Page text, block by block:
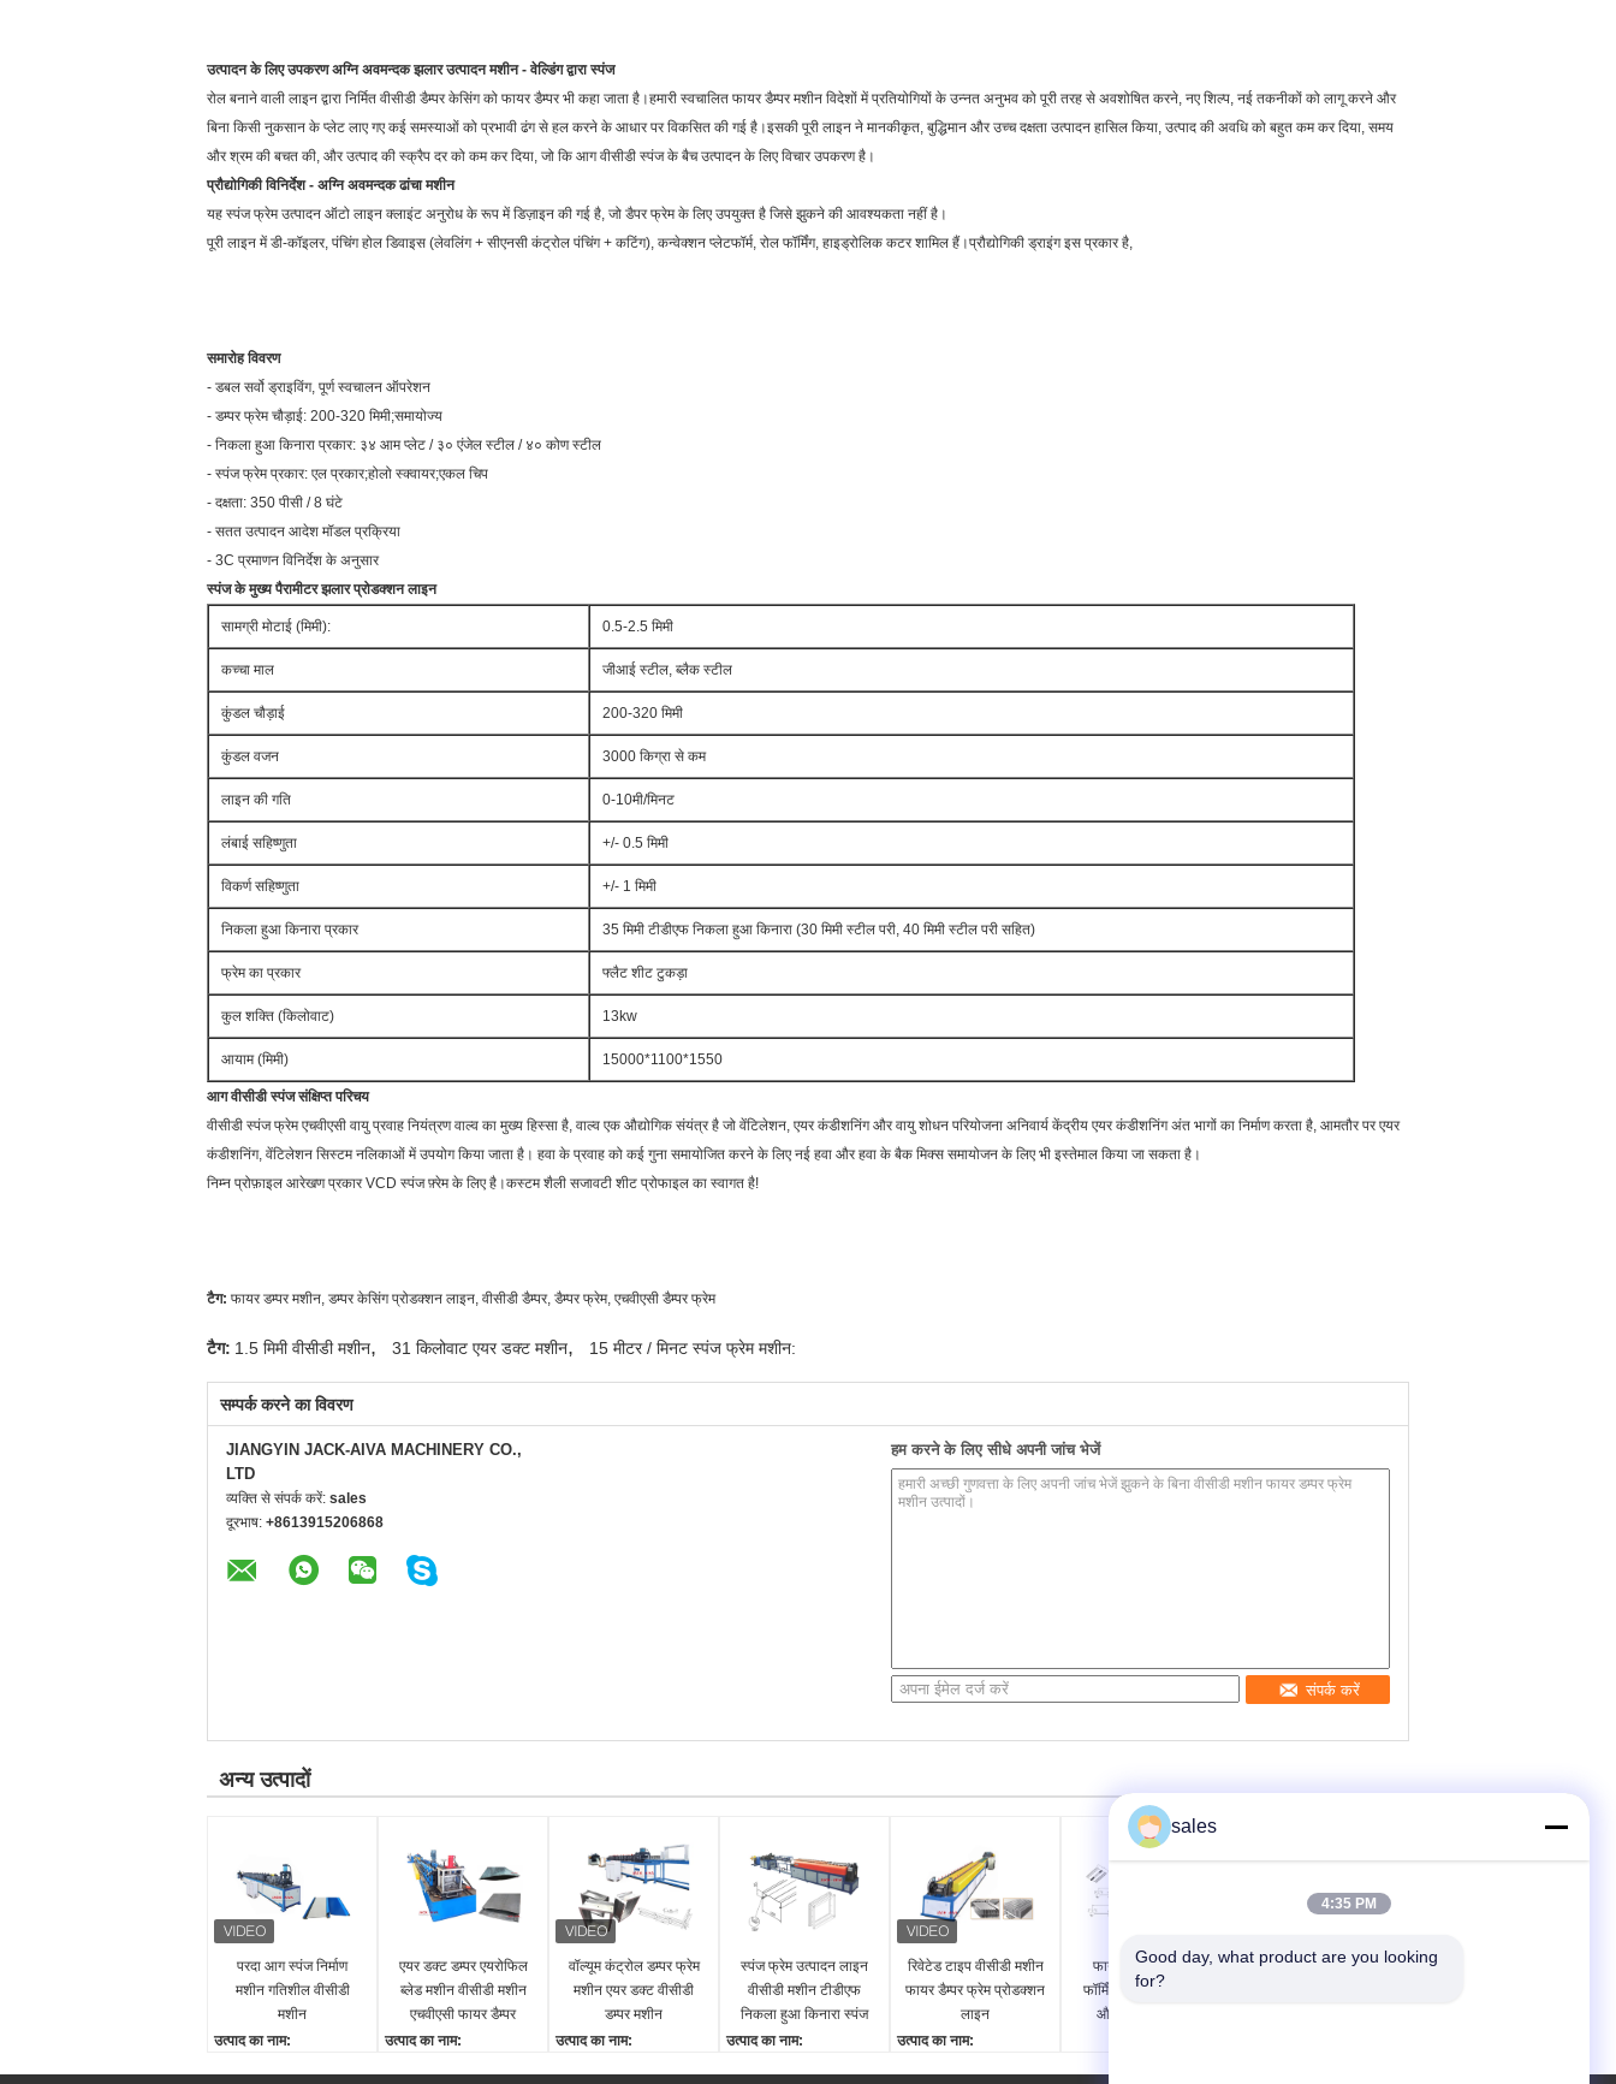
उत्पादन के लिए उपकरणअग्नि अवमन्दकझलारउत्पादन मशीन- वेल्डिंग द्वारा स्पंज
रोल बनाने वाली लाइन द्वारा निर्मित वीसीडी डैम्पर केसिंग को फायर डैम्पर भी कहा जाता है।हमारी स्वचालित फायर डैम्पर मशीन विदेशों में प्रतियोगियों के उन्नत अनुभव को पूरी तरह से अवशोषित करने, नए शिल्प, नई तकनीकों को लागू करने और
बिना किसी नुकसान के प्लेट लाए गए कई समस्याओं को प्रभावी ढंग से हल करने के आधार पर विकसित की गई है।इसकी पूरी लाइन ने मानकीकृत, बुद्धिमान और उच्च दक्षता उत्पादन हासिल किया, उत्पाद की अवधि को बहुत कम कर दिया, समय
और श्रम की बचत की, और उत्पाद की स्क्रैप दर को कम कर दिया, जो कि आग वीसीडी स्पंज के बैच उत्पादन के लिए विचार उपकरण है।
प्रौद्योगिकी विनिर्देश- अग्नि अवमन्दकढांचामशीन
यह स्पंज फ्रेम उत्पादन ऑटो लाइन क्लाइंट अनुरोध के रूप में डिज़ाइन की गई है, जो डैपर फ्रेम के लिए उपयुक्त है जिसे झुकने की आवश्यकता नहीं है।
पूरी लाइन में डी-कॉइलर, पंचिंग होल डिवाइस (लेवलिंग + सीएनसी कंट्रोल पंचिंग + कटिंग), कन्वेक्शन प्लेटफॉर्म, रोल फॉर्मिंग, हाइड्रोलिक कटर शामिल हैं।प्रौद्योगिकी ड्राइंग इस प्रकार है,
समारोह विवरण
- डबल सर्वो ड्राइविंग, पूर्ण स्वचालन ऑपरेशन
- डम्पर फ्रेम चौड़ाई: 200-320 मिमी;समायोज्य
- निकला हुआ किनारा प्रकार: ३४ आम प्लेट / ३० एंजेल स्टील / ४० कोण स्टील
- स्पंज फ्रेम प्रकार: एल प्रकार;होलो स्क्वायर;एकल चिप
- दक्षता: 350 पीसी / 8 घंटे
- सतत उत्पादन आदेश मॉडल प्रक्रिया
- 3C प्रमाणन विनिर्देश के अनुसार
स्पंज के मुख्य पैरामीटरझलारप्रोडक्शन लाइन
सामग्री मोटाई (मिमी): 0.5-2.5 मिमी
कच्चा माल जीआई स्टील, ब्लैक स्टील
कुंडल चौड़ाई 200-320 मिमी
कुंडल वजन 3000 किग्रा से कम
लाइन की गति 0-10मी/मिनट
लंबाई सहिष्णुता +/- 0.5 मिमी
विकर्ण सहिष्णुता +/- 1 मिमी
निकला हुआ किनारा प्रकार 35 मिमी टीडीएफ निकला हुआ किनारा (30 मिमी स्टील परी, 40 मिमी स्टील परी सहित)
फ्रेम का प्रकार फ्लैट शीट टुकड़ा
कुल शक्ति (किलोवाट) 13kw
आयाम (मिमी) 15000*1100*1550
आगवीसीडीस्पंजसंक्षिप्त परिचय
वीसीडी स्पंज फ्रेम एचवीएसी वायु प्रवाह नियंत्रण वाल्व का मुख्य हिस्सा है, वाल्व एक औद्योगिक संयंत्र है जो वेंटिलेशन, एयर कंडीशनिंग और वायु शोधन परियोजना अनिवार्य केंद्रीय एयर कंडीशनिंग अंत भागों का निर्माण करता है, आमतौर पर एयर
कंडीशनिंग, वेंटिलेशन सिस्टम नलिकाओं में उपयोग किया जाता है। हवा के प्रवाह को कई गुना समायोजित करने के लिए नई हवा और हवा के बैक मिक्स समायोजन के लिए भी इस्तेमाल किया जा सकता है।
निम्न प्रोफ़ाइल आरेखण प्रकार VCD स्पंज फ़्रेम के लिए है।कस्टम शैली सजावटी शीट प्रोफाइल का स्वागत है!
टैग: फायर डम्पर मशीन, डम्पर केसिंग प्रोडक्शन लाइन, वीसीडी डैम्पर, डैम्पर फ्रेम, एचवीएसी डैम्पर फ्रेम
टैग: 1.5 मिमी वीसीडी मशीन, 31 किलोवाट एयर डक्ट मशीन, 15 मीटर / मिनट स्पंज फ्रेम मशीन:
सम्पर्क करने का विवरण
JIANGYIN JACK-AIVA MACHINERY CO.,
LTD
व्यक्ति से संपर्क करें: sales
दूरभाष: +8613915206868
हम करने के लिए सीधे अपनी जांच भेजें
संपर्क करें
अन्य उत्पादों
परदा आग स्पंज निर्माण
मशीन गतिशील वीसीडी
मशीन
उत्पाद का नाम:
एयर डक्ट डम्पर एयरोफिल
ब्लेड मशीन वीसीडी मशीन
एचवीएसी फायर डैम्पर
स्प्लिटर्स बैफल्स
उत्पाद का नाम:
वॉल्यूम कंट्रोल डम्पर फ्रेम
मशीन एयर डक्ट वीसीडी
डम्पर मशीन
उत्पाद का नाम:
स्पंज फ्रेम उत्पादन लाइन
वीसीडी मशीन टीडीएफ
निकला हुआ किनारा स्पंज
मशीन
उत्पाद का नाम:
रिवेटेड टाइप वीसीडी मशीन
फायर डैम्पर फ्रेम प्रोडक्शन
लाइन
उत्पाद का नाम:
फायर डैम्पर ब्लेड रोल
फॉर्मिंग मशीन | ट्रिपल वी
और एयरफ़ॉइल ब्लेड
एचवीएसी फायर डिमपर रोल
sales
4:35 PM
Good day, what product are you looking
for?